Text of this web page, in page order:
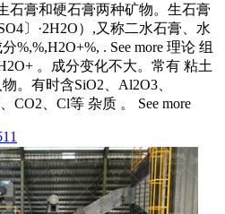
石膏和硬石膏两种矿物。生石膏
〕·2H2O）,又称二水石膏、水
%,%,H2O+%, . See more 理论 组
。成分变化不大。常有 粘土
。有时含SiO2、Al2O3、
CO2、Cl等 杂质 。 See more